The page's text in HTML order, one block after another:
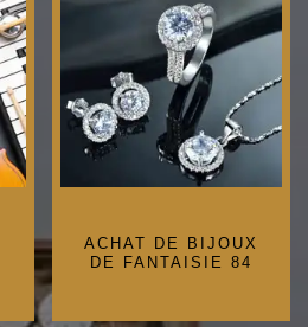
ACHAT DE BIJOUX
DE FANTAISIE 84